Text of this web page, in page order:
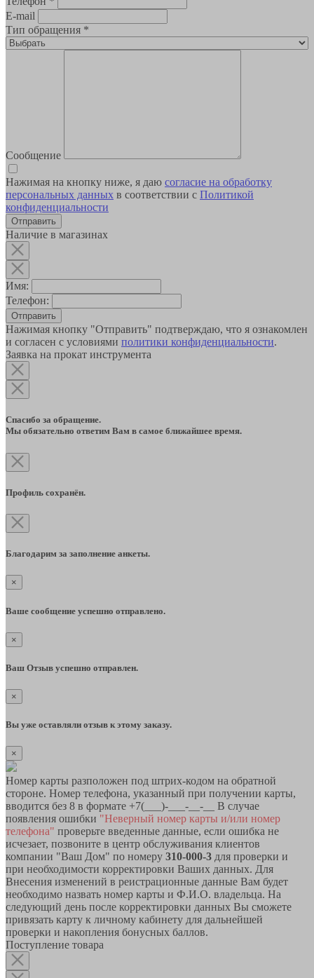
E-mail
Тип обращения *
Сообщение
Нажимая на кнопку ниже, я даю согласие на обработку
персональных данных в соответствии с Политикой
конфиденциальности
Наличие в магазинах
Имя:
Телефон:
Отправить
Нажимая кнопку "Отправить" подтверждаю, что я ознакомлен
и согласен с условиями политики конфиденциальности.
Заявка на прокат инструмента
Спасибо за обращение.
Мы обязательно ответим Вам в самое ближайшее время.
Профиль сохранён.
Благодарим за заполнение анкеты.
×
Ваше сообщение успешно отправлено.
×
Ваш Отзыв успешно отправлен.
×
Вы уже оставляли отзыв к этому заказу.
×
Номер карты разположен под штрих-кодом на обратной
стороне. Номер телефона, указанный при получении карты,
вводится без 8 в формате +7(___)-___-__-__ В случае
появления ошибки "Неверный номер карты и/или номер
телефона" проверьте введенные данные, если ошибка не
исчезает, позвоните в центр обслуживания клиентов
компании "Ваш Дом" по номеру 310-000-3 для проверки и
при необходимости корректировки Ваших данных. Для
Внесения изменений в реистрационные данные Вам будет
необходимо назвать номер карты и Ф.И.О. владельца. На
следующий день после корректировки данных Вы сможете
привязать карту к личному кабинету для дальнейшей
проверки и накопления бонусных баллов.
Поступление товара